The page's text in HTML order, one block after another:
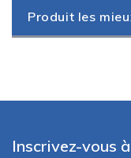
Produit les
Inscrivez-vous